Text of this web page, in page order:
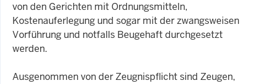
von den Gerichten mit Ordnungsmitteln,
Kostenauferlegung und sogar mit der zwangsweisen
Vorführung und notfalls Beugehaft durchgesetzt
werden.
Ausgenommen von der Zeugnispflicht sind Zeugen,